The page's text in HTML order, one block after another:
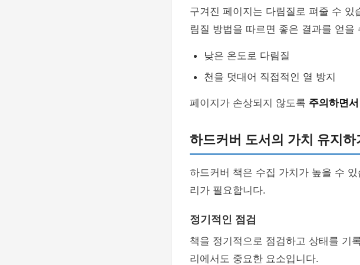
구겨진 페이지는 다림질로 펴줄 수
림질 방법을 따르면 좋은 결과를 얻을
낮은 온도로 다림질
천을 덧대어 직접적인 열 방지
페이지가 손상되지 않도록 주의하면
하드커버 도서의 가치 유지하
하드커버 책은 수집 가치가 높을 수
리가 필요합니다.
정기적인 점검
책을 정기적으로 점검하고 상태를 기
리에서도 중요한 요소입니다.